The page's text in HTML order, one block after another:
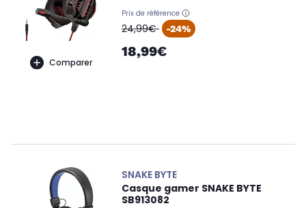
Comparer
Prix de référence
oldPrice
24,99€ -24%
18,99€
SNAKE BYTE
Casque gamer SNAKE BYTE
SB913082